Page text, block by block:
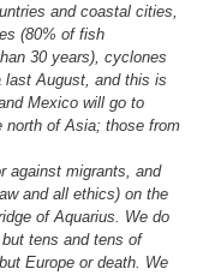
and coastal cities,
(80% of fish
30 years), cyclones
last August, and this is
Mexico will go to
north of Asia; those from
against migrants, and
and all ethics) on the
of Aquarius. We do
tens and tens of
Europe or death. We